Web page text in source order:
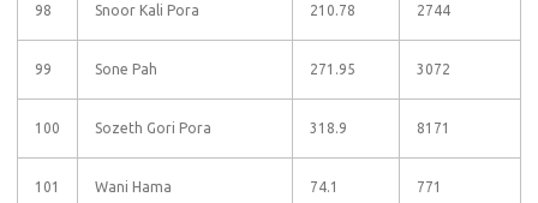
98 Snoor Kali Pora 210.78 2744
99 Sone Pah 271.95 3072
100 Sozeth Gori Pora 318.9 8171
101 Wani Hama 74.1 771